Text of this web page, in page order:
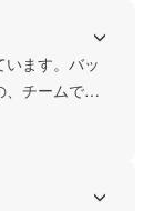
ます。バッ
、チームで一